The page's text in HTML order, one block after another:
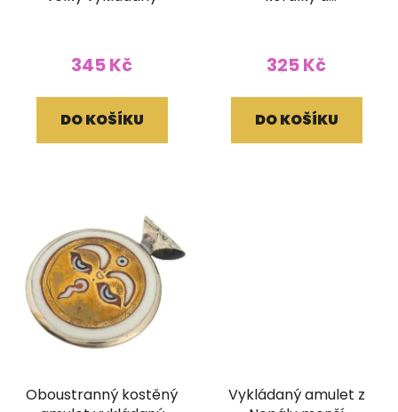
345 Kč
DO KOŠÍKU
325 Kč
DO KOŠÍKU
Oboustranný kostěný
Vykládaný amulet z